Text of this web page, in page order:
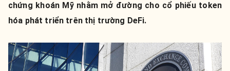
chứng khoán Mỹ nhằm mở đường cho cổ phiếu token
hóa phát triển trên thị trường DeFi.